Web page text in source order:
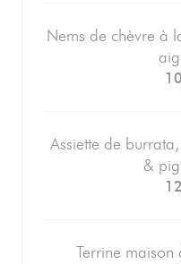
Nems de chèvre à
Assiette de
&
Terrine maison